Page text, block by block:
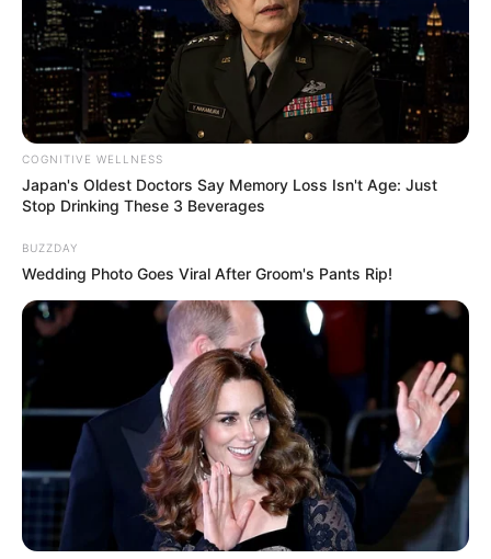
COGNITIVE WELLNESS
Japan's Oldest Doctors Say Memory Loss Isn't Age: Just
Stop Drinking These 3 Beverages
BUZZDAY
Wedding Photo Goes Viral After Groom's Pants Rip!